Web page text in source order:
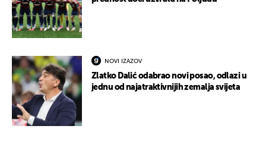
NOVI IZAZOV
Zlatko Dalić odabrao novi posao, odlazi u
jednu od najatraktivnijih zemalja svijeta